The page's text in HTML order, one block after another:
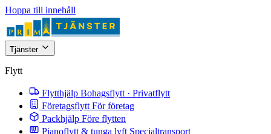
Hoppa till innehåll
Tjänster
Flytt
Flytthjälp Bohagsflytt · Privatflytt
Företagsflytt För företag
Packhjälp Före flytten
Pianoflytt & tunga lyft Specialtransport